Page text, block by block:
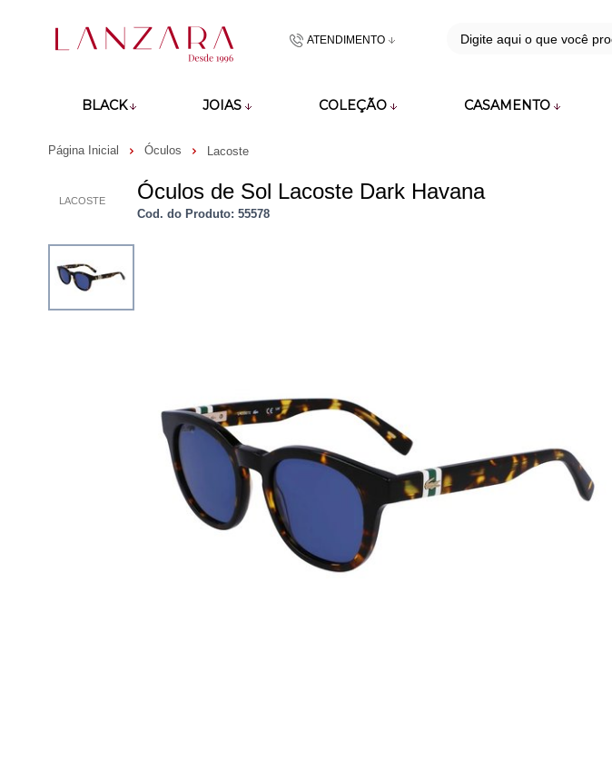
ATENDIMENTO
(48)991860142
BLACK JOIAS COLEÇÃO CASAMENTO
Página Inicial Óculos Lacoste
LACOSTE Óculos de Sol Lacoste Dark Havana
Cod. do Produto: 55578